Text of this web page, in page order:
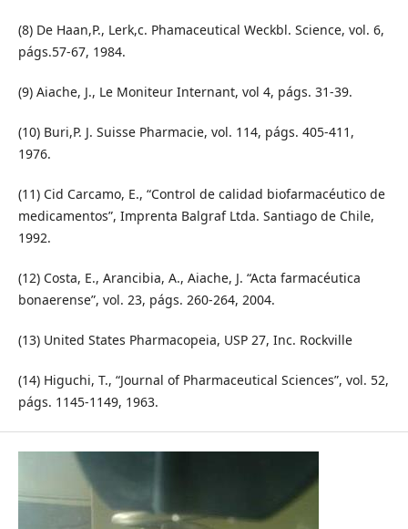
(8) De Haan,P., Lerk,c. Phamaceutical Weckbl. Science, vol. 6,
págs.57-67, 1984.
(9) Aiache, J., Le Moniteur Internant, vol 4, págs. 31-39.
(10) Buri,P. J. Suisse Pharmacie, vol. 114, págs. 405-411,
1976.
(11) Cid Carcamo, E., “Control de calidad biofarmacéutico de
medicamentos”, Imprenta Balgraf Ltda. Santiago de Chile,
1992.
(12) Costa, E., Arancibia, A., Aiache, J. “Acta farmacéutica
bonaerense”, vol. 23, págs. 260-264, 2004.
(13) United States Pharmacopeia, USP 27, Inc. Rockville
(14) Higuchi, T., “Journal of Pharmaceutical Sciences”, vol. 52,
págs. 1145-1149, 1963.